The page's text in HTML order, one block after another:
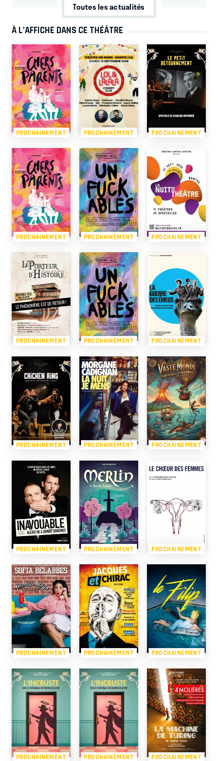
Toutes les actualités
À L’AFFICHE DANS CE THÉÂTRE
PROCHAINEMENT PROCHAINEMENT PROCHAINEMENT
PROCHAINEMENT PROCHAINEMENT PROCHAINEMENT
PROCHAINEMENT PROCHAINEMENT PROCHAINEMENT
PROCHAINEMENT PROCHAINEMENT PROCHAINEMENT
PROCHAINEMENT PROCHAINEMENT PROCHAINEMENT
PROCHAINEMENT PROCHAINEMENT PROCHAINEMENT
PROCHAINEMENT PROCHAINEMENT PROCHAINEMENT